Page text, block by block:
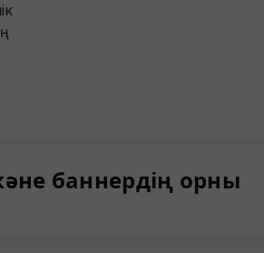
баннердің орны